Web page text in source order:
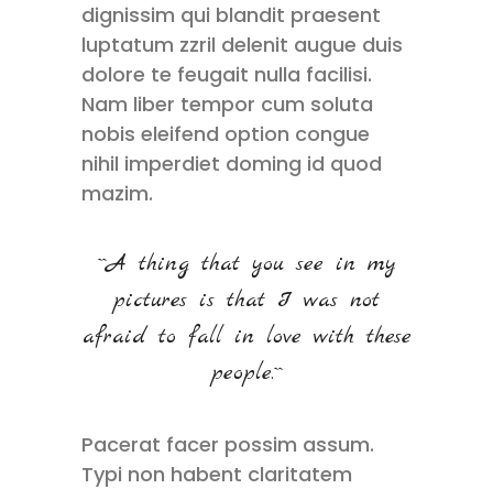
dignissim qui blandit praesent
luptatum zzril delenit augue duis
dolore te feugait nulla facilisi.
Nam liber tempor cum soluta
nobis eleifend option congue
nihil imperdiet doming id quod
mazim.
``A thing that you see in my
pictures is that I was not
afraid to fall in love with these
people.``
Pacerat facer possim assum.
Typi non habent claritatem